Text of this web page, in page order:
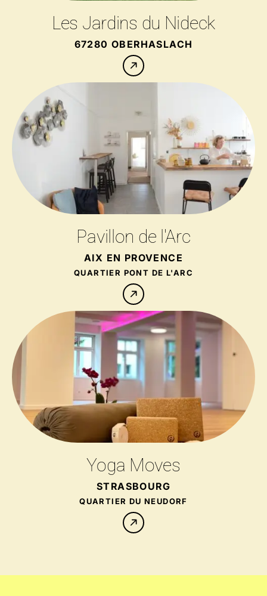
Les Jardins du Nideck
67280 OBERHASLACH
Pavillon de l'Arc
AIX EN PROVENCE
QUARTIER PONT DE L'ARC
Yoga Moves
STRASBOURG
QUARTIER DU NEUDORF